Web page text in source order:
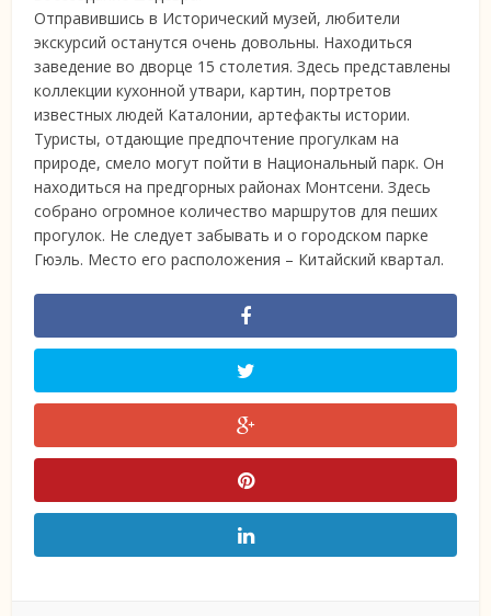
Отправившись в Исторический музей, любители
экскурсий останутся очень довольны. Находиться
заведение во дворце 15 столетия. Здесь представлены
коллекции кухонной утвари, картин, портретов
известных людей Каталонии, артефакты истории.
Туристы, отдающие предпочтение прогулкам на
природе, смело могут пойти в Национальный парк. Он
находиться на предгорных районах Монтсени. Здесь
собрано огромное количество маршрутов для пеших
прогулок. Не следует забывать и о городском парке
Гюэль. Место его расположения – Китайский квартал.